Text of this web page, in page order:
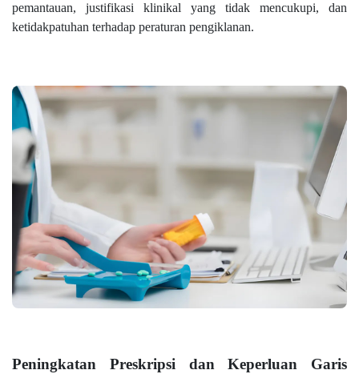
pemantauan, justifikasi klinikal yang tidak mencukupi, dan
ketidakpatuhan terhadap peraturan pengiklanan.
Peningkatan Preskripsi dan Keperluan Garis